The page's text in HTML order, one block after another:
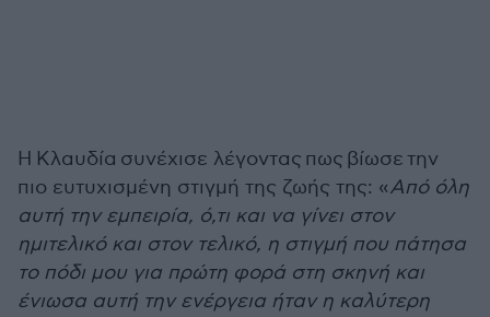
Η Κλαυδία συνέχισε λέγοντας πως βίωσετην
πιο ευτυχισμένη στιγμή της ζωής της: «Από όλη
αυτή την εμπειρία, ό,τι και να γίνει στον
ημιτελικό και στον τελικό, η στιγμή που πάτησα
το πόδι μου για πρώτη φορά στη σκηνή και
ένιωσα αυτή την ενέργεια ήταν η καλύτερη